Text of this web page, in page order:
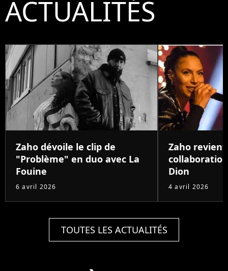
ACTUALITÉS
Zaho dévoile le clip de
"Problème" en duo avec La
Fouine
6 avril 2026
Zaho
Dion
4 avril 2026
TOUTES LES ACTUALITÉS